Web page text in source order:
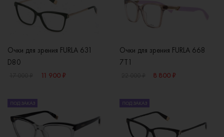
Очки для зрения FURLA 631
D80
11 900 ₽
Очки для зрения FURLA 668
7T1
8 800 ₽
ПОД ЗАКАЗ ПОД ЗАКАЗ